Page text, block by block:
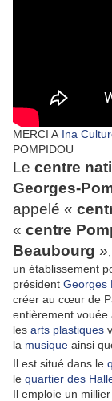
MERCI A Ina
POMPIDOU
Le centre
Georges-
appelé «
« centre
Beaubourg »
un établissement
président Georges
créer au cœur de
entièrement vouée
les arts plastiques
la musique ainsi
Il est situé dans le
le quartier des
Il emploie un